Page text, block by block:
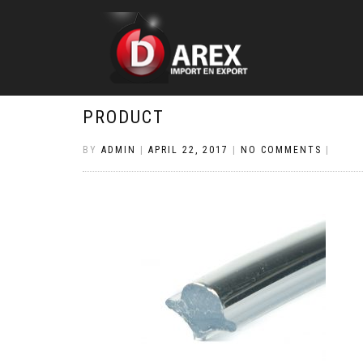
PRODUCT
BY ADMIN APRIL 22, 2017 NO COMMENTS